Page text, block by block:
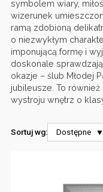
symbolem wiary,
wizerunek
ramą zdobioną
o niezwykłym
imponującą formę i
doskonale
okazje – ślub Młodej
jubileusze. To
wystroju wnętrz o
Sortuj wg: Dostępne ⯆